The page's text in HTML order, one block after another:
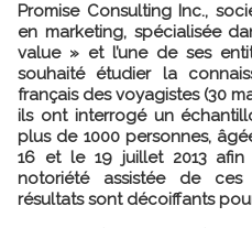
Promise Consulting Inc.,
en marketing, spécialisée
value » et l’une de ses
souhaité étudier la
français des voyagistes (30
ils ont interrogé un
plus de 1000 personnes,
16 et le 19 juillet 2013
notoriété assistée de
résultats sont décoiffants